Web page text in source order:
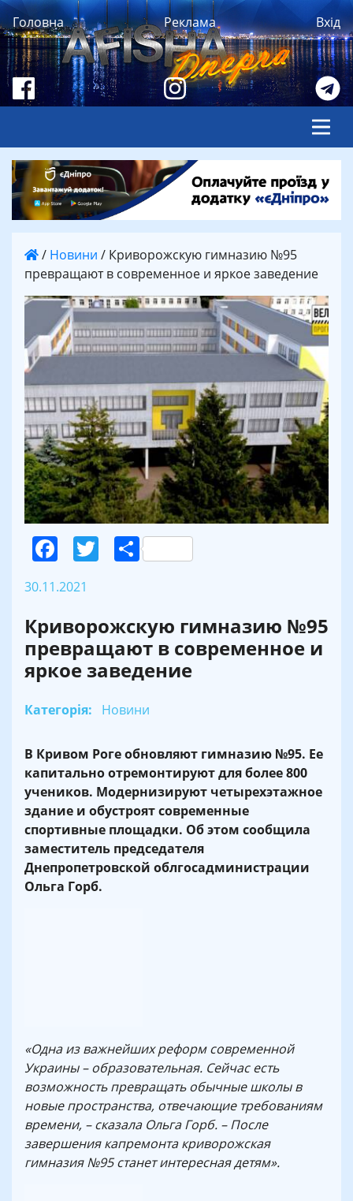
Головна Реклама Вхід
/ Новини / Криворожскую гимназию №95
превращают в современное и яркое заведение
Facebook
Twitter
Поділитися
30.11.2021
Криворожскую гимназию №95
превращают в современное и
яркое заведение
Категорія: Новини
В Кривом Роге обновляют гимназию №95. Ее
капитально отремонтируют для более 800
учеников. Модернизируют четырехэтажное
здание и обустроят современные
спортивные площадки. Об этом сообщила
заместитель председателя
Днепропетровской облгосадминистрации
Ольга Горб.
«Одна из важнейших реформ современной
Украины – образовательная. Сейчас есть
возможность превращать обычные школы в
новые пространства, отвечающие требованиям
времени, – сказала Ольга Горб. – После
завершения капремонта криворожская
гимназия №95 станет интересная детям».